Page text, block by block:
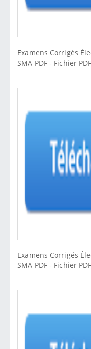
Examens Corrigés
SMA PDF - Fichier
Examens Corrigés
SMA PDF - Fichier